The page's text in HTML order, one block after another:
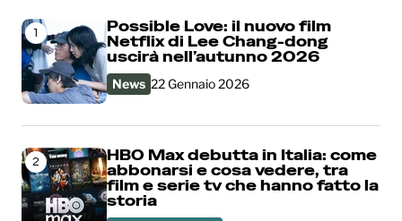
1
Possible Love: il nuovo film
Netflix di Lee Chang-dong
uscirà nell’autunno 2026
News 22 Gennaio 2026
2
HBO Max debutta in Italia: come
abbonarsi e cosa vedere, tra
film e serie tv che hanno fatto la
storia